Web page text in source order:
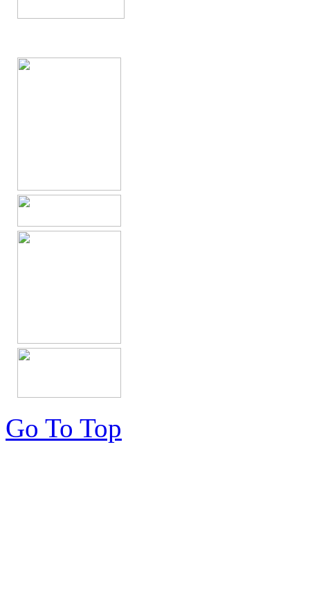
Go To Top